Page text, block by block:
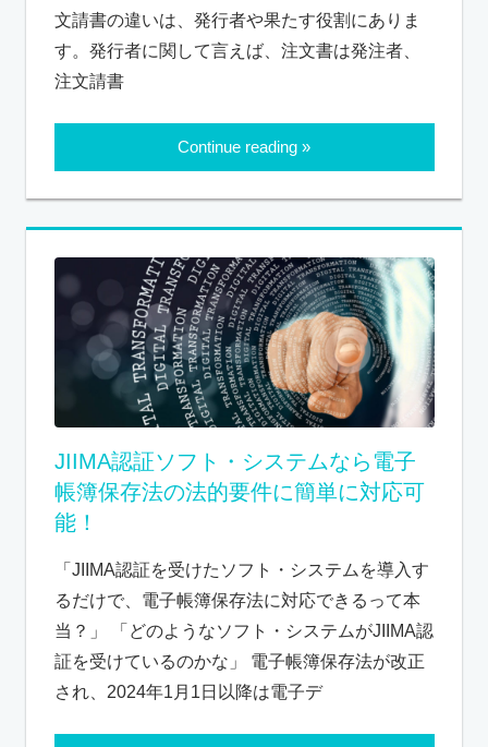
文請書の違いは、発行者や果たす役割にありま
す。発行者に関して言えば、注文書は発注者、
注文請書
Continue reading
JIIMA認証ソフト・システムなら電子
帳簿保存法の法的要件に簡単に対応可
能！
「JIIMA認証を受けたソフト・システムを導入す
るだけで、電子帳簿保存法に対応できるって本
当？」 「どのようなソフト・システムがJIIMA認
証を受けているのかな」 電子帳簿保存法が改正
され、2024年1月1日以降は電子デ